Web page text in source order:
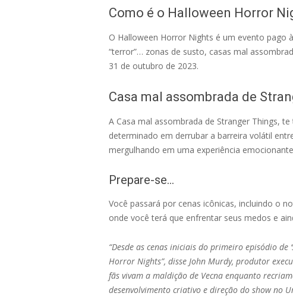
Como é o Halloween Horror
O Halloween Horror Nights é um evento pago
“terror”… zonas de susto, casas mal
31 de outubro de 2023.
Casa mal assombrada de
A Casa mal assombrada de Stranger Things,
determinado em derrubar a barreira volátil
mergulhando em uma experiência
Prepare-se…
Você passará por cenas icônicas, incluindo o
onde você terá que enfrentar seus medos e
“Desde as cenas iniciais do primeiro episódio
Horror Nights”, disse John Murdy, produtor
fãs vivam a maldição de Vecna enquanto
desenvolvimento criativo e direção do show no